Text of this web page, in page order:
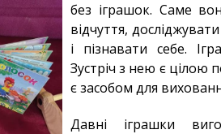
без іграшок. Саме
відчуття,
і пізнавати себе.
Зустріч з нею є цілою
є засобом для
Давні іграшки